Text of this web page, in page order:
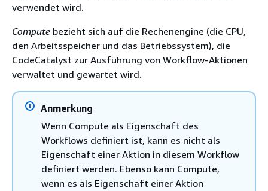
verwendet wird.
Compute bezieht sich auf die Rechenengine (die CPU,
den Arbeitsspeicher und das Betriebssystem), die
CodeCatalyst zur Ausführung von Workflow-Aktionen
verwaltet und gewartet wird.
Anmerkung
Wenn Compute als Eigenschaft des
Workflows definiert ist, kann es nicht als
Eigenschaft einer Aktion in diesem Workflow
definiert werden. Ebenso kann Compute,
wenn es als Eigenschaft einer Aktion